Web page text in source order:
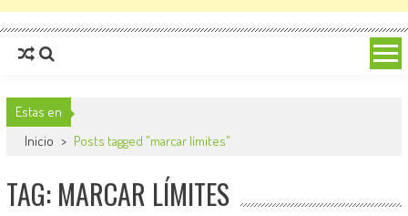
Estas en
Inicio > Posts tagged "marcar límites"
TAG: MARCAR LÍMITES